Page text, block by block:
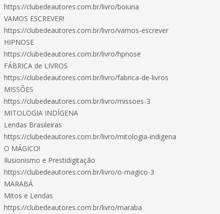
https://clubedeautores.com.br/livro/boiuna
VAMOS ESCREVER!
https://clubedeautores.com.br/livro/vamos-escrever
HIPNOSE
https://clubedeautores.com.br/livro/hpnose
FÁBRICA de LIVROS
https://clubedeautores.com.br/livro/fabrica-de-livros
MISSÕES
https://clubedeautores.com.br/livro/missoes-3
MITOLOGIA INDÍGENA
Lendas Brasileiras
https://clubedeautores.com.br/livro/mitologia-indigena
O MÁGICO!
Ilusionismo e Prestidigitação
https://clubedeautores.com.br/livro/o-magico-3
MARABÁ
Mitos e Lendas
https://clubedeautores.com.br/livro/maraba